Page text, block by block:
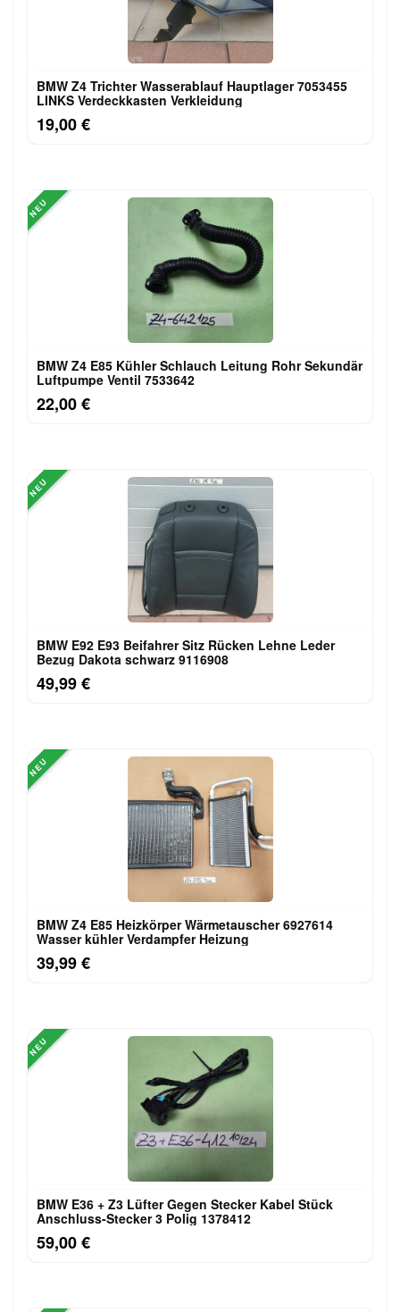
BMW Z4 Trichter Wasserablauf Hauptlager 7053455
LINKS Verdeckkasten Verkleidung
19,00 €
NEU
BMW Z4 E85 Kühler Schlauch Leitung Rohr Sekundär
Luftpumpe Ventil 7533642
22,00 €
NEU
BMW E92 E93 Beifahrer Sitz Rücken Lehne Leder
Bezug Dakota schwarz 9116908
49,99 €
NEU
BMW Z4 E85 Heizkörper Wärmetauscher 6927614
Wasser kühler Verdampfer Heizung
39,99 €
NEU
BMW E36 + Z3 Lüfter Gegen Stecker Kabel Stück
Anschluss-Stecker 3 Polig 1378412
59,00 €